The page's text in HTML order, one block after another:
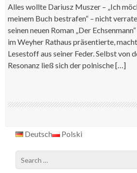
Alles wollte Dariusz Muszer – „Ich
meinem Buch bestrafen“ – nicht
seinen neuen Roman „Der
im Weyher Rathaus präsentierte,
Lesestoff aus seiner Feder. Selbst von
Resonanz ließ sich der polnische […]
Deutsch Polski